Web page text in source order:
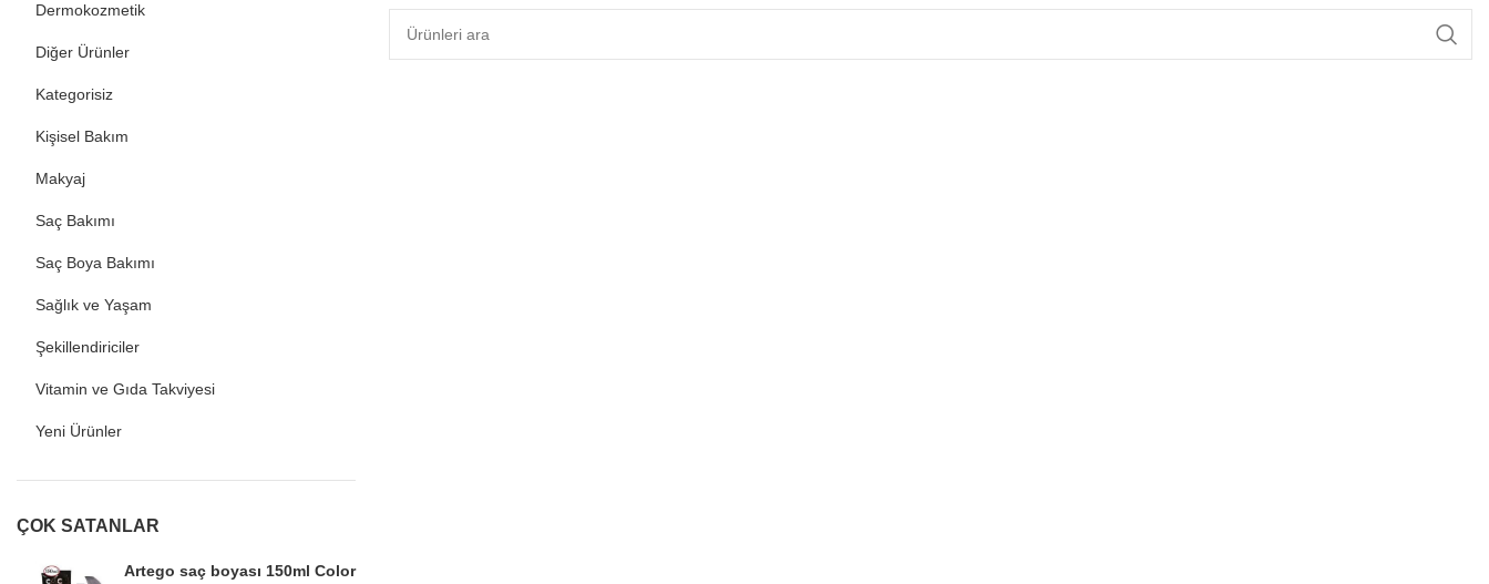
Dermokozmetik
Diğer Ürünler
Kategorisiz
Kişisel Bakım
Makyaj
Saç Bakımı
Saç Boya Bakımı
Sağlık ve Yaşam
Şekillendiriciler
Vitamin ve Gıda Takviyesi
Yeni Ürünler
ÇOK SATANLAR
Artego saç boyası 150ml Color